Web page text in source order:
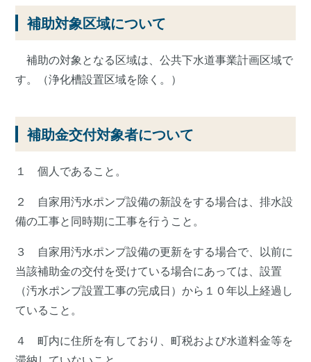
補助対象区域について
補助の対象となる区域は、公共下水道事業計画区域で
す。（浄化槽設置区域を除く。）
補助金交付対象者について
１ 個人であること。
２ 自家用汚水ポンプ設備の新設をする場合は、排水設
備の工事と同時期に工事を行うこと。
３ 自家用汚水ポンプ設備の更新をする場合で、以前に
当該補助金の交付を受けている場合にあっては、設置
（汚水ポンプ設置工事の完成日）から１０年以上経過し
ていること。
４ 町内に住所を有しており、町税および水道料金等を